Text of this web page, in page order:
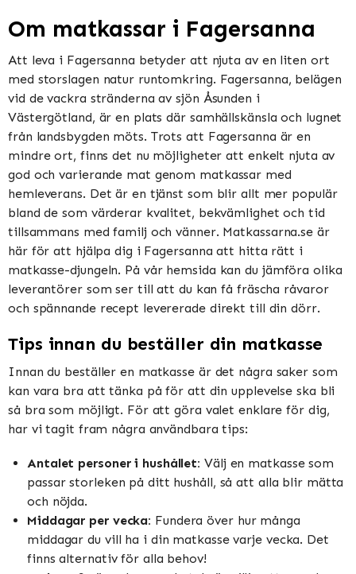
Om matkassar i Fagersanna
Att leva i Fagersanna betyder att njuta av en liten ort
med storslagen natur runtomkring. Fagersanna, belägen
vid de vackra stränderna av sjön Åsunden i
Västergötland, är en plats där samhällskänsla och lugnet
från landsbygden möts. Trots att Fagersanna är en
mindre ort, finns det nu möjligheter att enkelt njuta av
god och varierande mat genom matkassar med
hemleverans. Det är en tjänst som blir allt mer populär
bland de som värderar kvalitet, bekvämlighet och tid
tillsammans med familj och vänner. Matkassarna.se är
här för att hjälpa dig i Fagersanna att hitta rätt i
matkasse-djungeln. På vår hemsida kan du jämföra olika
leverantörer som ser till att du kan få fräscha råvaror
och spännande recept levererade direkt till din dörr.
Tips innan du beställer din matkasse
Innan du beställer en matkasse är det några saker som
kan vara bra att tänka på för att din upplevelse ska bli
så bra som möjligt. För att göra valet enklare för dig,
har vi tagit fram några användbara tips:
Antalet personer i hushållet: Välj en matkasse som
passar storleken på ditt hushåll, så att alla blir mätta
och nöjda.
Middagar per vecka: Fundera över hur många
middagar du vill ha i din matkasse varje vecka. Det
finns alternativ för alla behov!